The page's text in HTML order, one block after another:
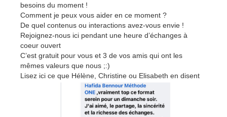
besoins du moment !
Comment je peux vous aider en ce moment ?
De quel contenus ou interactions avez-vous envie !
Rejoignez-nous ici pendant une heure d’échanges à
coeur ouvert
C’est gratuit pour vous et 3 de vos amis qui ont les
mêmes valeurs que nous ;:)
Lisez ici ce que Hélène, Christine ou Elisabeth en disent